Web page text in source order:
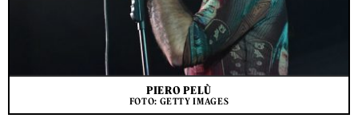
PIERO PELÙ
FOTO: GETTY IMAGES